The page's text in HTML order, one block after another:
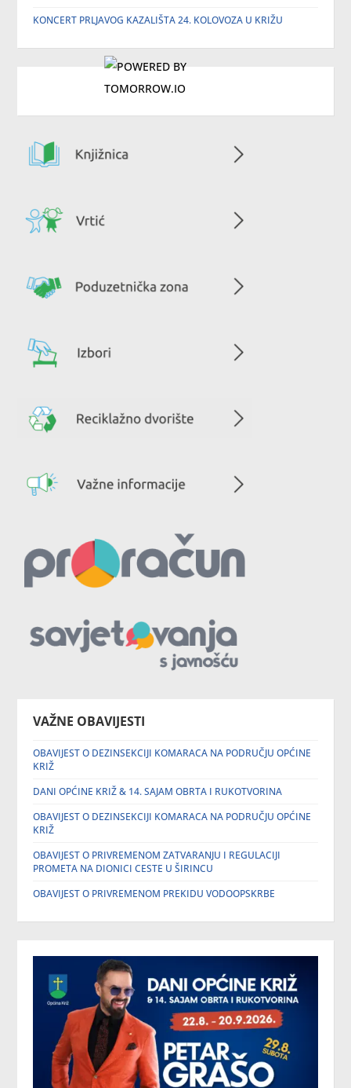
KONCERT PRLJAVOG KAZALIŠTA 24. KOLOVOZA U KRIŽU
VAŽNE OBAVIJESTI
OBAVIJEST O DEZINSEKCIJI KOMARACA NA PODRUČJU OPĆINE
KRIŽ
DANI OPĆINE KRIŽ & 14. SAJAM OBRTA I RUKOTVORINA
OBAVIJEST O DEZINSEKCIJI KOMARACA NA PODRUČJU OPĆINE
KRIŽ
OBAVIJEST O PRIVREMENOM ZATVARANJU I REGULACIJI
PROMETA NA DIONICI CESTE U ŠIRINCU
OBAVIJEST O PRIVREMENOM PREKIDU VODOOPSKRBE